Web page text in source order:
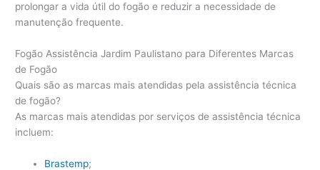
prolongar a vida útil do fogão e reduzir a necessidade de
manutenção frequente.
Fogão Assistência Jardim Paulistano para Diferentes Marcas
de Fogão
Quais são as marcas mais atendidas pela assistência técnica
de fogão?
As marcas mais atendidas por serviços de assistência técnica
incluem:
Brastemp;